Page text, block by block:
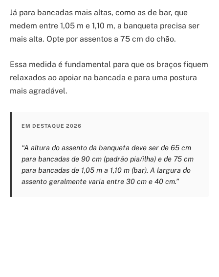
Já para bancadas mais altas, como as de bar, que
medem entre 1,05 m e 1,10 m, a banqueta precisa ser
mais alta. Opte por assentos a 75 cm do chão.
Essa medida é fundamental para que os braços fiquem
relaxados ao apoiar na bancada e para uma postura
mais agradável.
EM DESTAQUE 2026
“A altura do assento da banqueta deve ser de 65 cm
para bancadas de 90 cm (padrão pia/ilha) e de 75 cm
para bancadas de 1,05 m a 1,10 m (bar). A largura do
assento geralmente varia entre 30 cm e 40 cm.”